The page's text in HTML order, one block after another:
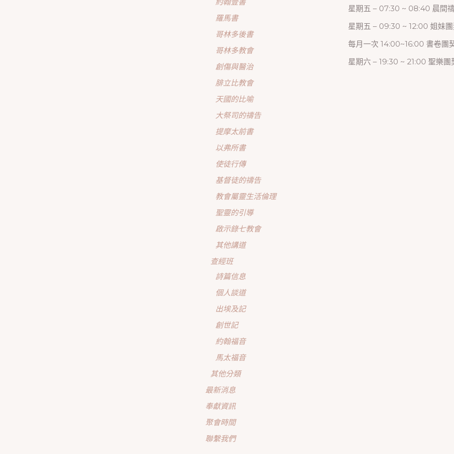
羅馬書
哥林多後書
哥林多教會
創傷與醫治
腓立比教會
天國的比喻
大祭司的禱告
提摩太前書
以弗所書
使徒行傳
基督徒的禱告
教會屬靈生活倫理
聖靈的引導
啟示錄七教會
其他講道
查經班
詩篇信息
個人談道
出埃及記
創世記
約翰福音
馬太福音
其他分類
最新消息
奉獻資訊
聚會時間
聯繫我們
星期五 – 07:30 ~ 08:40 晨間
星期五 – 09:30 ~ 12:00 姐妹
每月一次 14:00~16:00 書卷團
星期六 – 19:30 ~ 21:00 聖樂團